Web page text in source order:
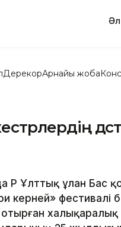
ДерекқорАрнайы жоба
ҚР Ұлттық ұлан Бас
керней»
халықаралық